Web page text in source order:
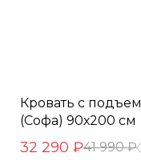
Кровать с
(Софа) 90х200 см
32 290 ₽41 990 ₽